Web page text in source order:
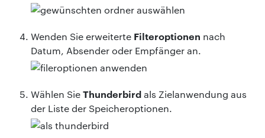
Wenden Sie erweiterte Filteroptionen nach
Datum, Absender oder Empfänger an.
Wählen SieThunderbirdals Zielanwendung aus
der Liste der Speicheroptionen.